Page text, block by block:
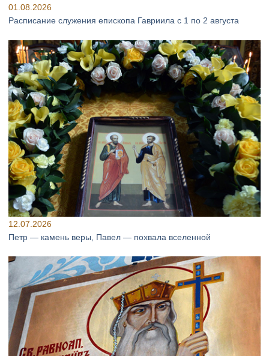
01.08.2026
Расписание служения епископа Гавриила с 1 по 2 августа
12.07.2026
Петр — камень веры, Павел — похвала вселенной